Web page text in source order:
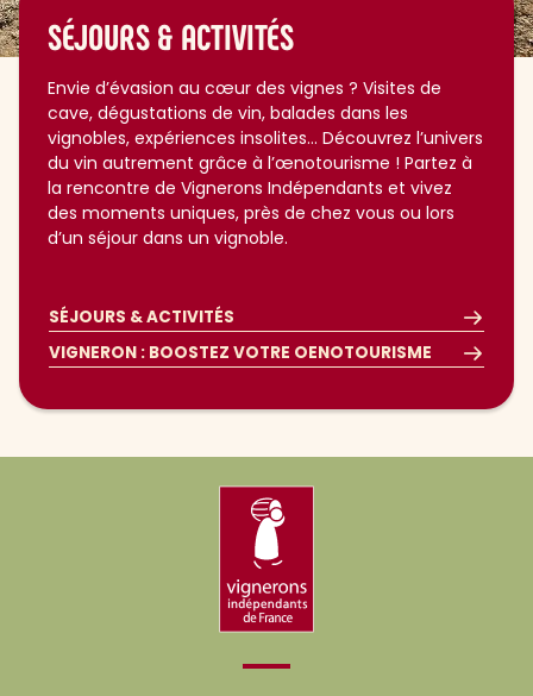
SÉJOURS & ACTIVITÉS
Envie d’évasion au cœur des vignes ? Visites de
cave, dégustations de vin, balades dans les
vignobles, expériences insolites... Découvrez l’univers
du vin autrement grâce à l’œnotourisme ! Partez à
la rencontre de Vignerons Indépendants et vivez
des moments uniques, près de chez vous ou lors
d’un séjour dans un vignoble.
SÉJOURS & ACTIVITÉS
VIGNERON : BOOSTEZ VOTRE OENOTOURISME